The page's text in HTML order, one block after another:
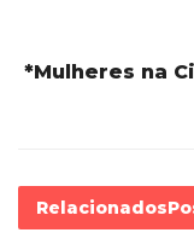
*Mulheres na
Relacionados